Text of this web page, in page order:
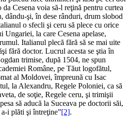
Cesena voia să-l reţină pentru curtea
dându-şi, în dese rânduri, drum slobod
o sfecli şi ceru să plece cu orice
Ungariei, la care Cesena apelase,
Italianul plecă fără să se mai uite
fără doctor. Lucrul acesta se ştia în
trimise, după 1504, ne spun
Române, pe Tăut logofătul,
al Moldovei, împreună cu Isac
la Alexandru, Regele Poloniei, ca să
de soţie, Regele ceru, şi trimişii
să aducă la Suceava pe doctorii săi,
i plăti şi întreţine”[2].